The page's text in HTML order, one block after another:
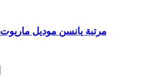
مرتبة يانسن موديل ماريوت 170*200*17 سم